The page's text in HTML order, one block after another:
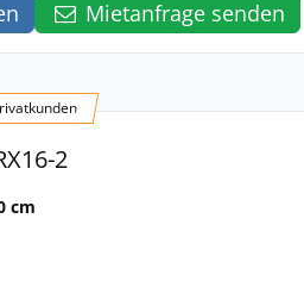
Mietanfrage senden
2
cm